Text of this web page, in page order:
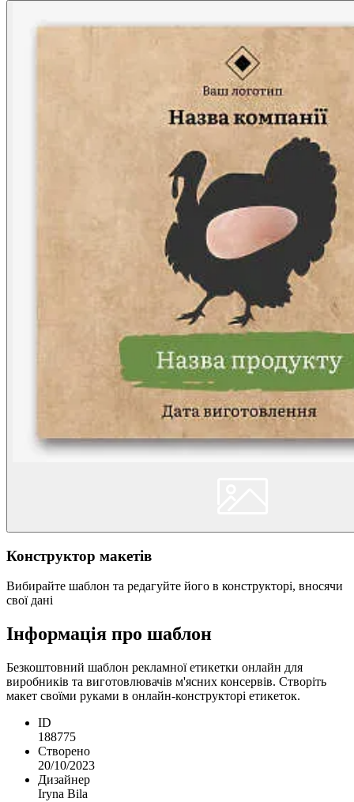
Конструктор макетів
Вибирайте шаблон та редагуйте його в конструкторі, вносячи
свої дані
Інформація про шаблон
Безкоштовний шаблон рекламної етикетки онлайн для
виробників та виготовлювачів м'ясних консервів. Створіть
макет своїми руками в онлайн-конструкторі етикеток.
ID
188775
Створено
20/10/2023
Дизайнер
Iryna Bila